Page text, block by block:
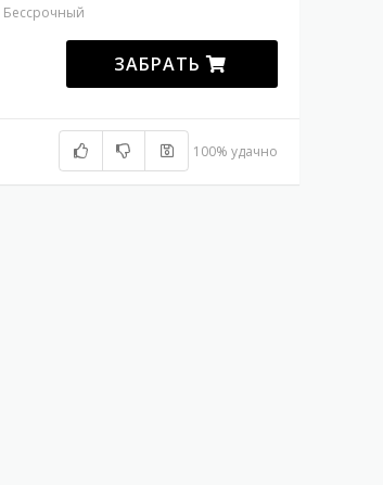
Бессрочный
ЗАБРАТЬ
100% удачно